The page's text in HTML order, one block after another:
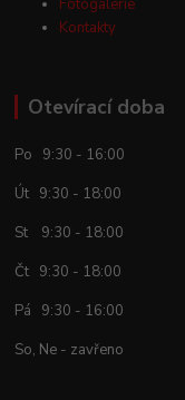
Fotogalerie
Kontakty
Otevírací doba
Po 9:30 - 16:00
Út 9:30 - 18:00
St 9:30 - 18:00
Čt 9:30 - 18:00
Pá 9:30 - 16:00
So, Ne - zavřeno